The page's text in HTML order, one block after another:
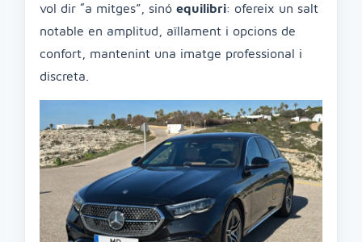
vol dir “a mitges”, sinó equilibri: ofereix un salt
notable en amplitud, aïllament i opcions de
confort, mantenint una imatge professional i
discreta.